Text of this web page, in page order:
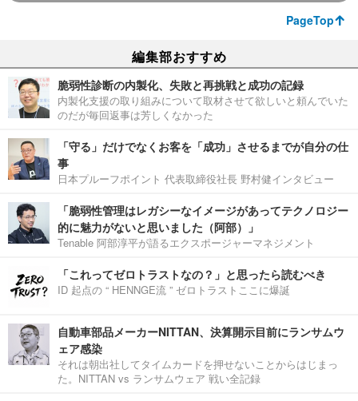
PageTop
編集部おすすめ
脆弱性診断の内製化、失敗と再挑戦と成功の記録
内製化支援の取り組みについて取材させて欲しいと頼んでいた
のだが毎回返事は芳しくなかった
「守る」だけでなくお客を「成功」させるまでが自分の仕
事
日本プルーフポイント 代表取締役社長 野村健インタビュー
「脆弱性管理はレガシーなイメージがあってテクノロジー
的に魅力がないと思いました（阿部）」
Tenable 阿部淳平が語るエクスポージャーマネジメント
「これってゼロトラストなの？」と思ったら読むべき
ID 起点の “ HENNGE流 ” ゼロトラストここに爆誕
自動車部品メーカーNITTAN、決算開示目前にランサムウ
ェア感染
それは朝出社してタイムカードを押せないことからはじまっ
た。NITTAN vs ランサムウェア 戦い全記録